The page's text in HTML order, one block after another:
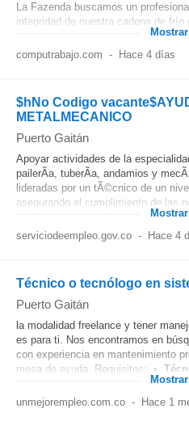
La Fazenda buscamos un
integridad de nuestra cadena de frío
computrabajo.com - Hace 4 días
$hNo Codigo
METALMECANICO
Puerto Gaitán
Apoyar actividades de la
pailerÃ­a, tuberÃ­a, andamios y
lideradas por un tÃ©cnico de un
asegurando el cumplimiento de las
serviciodeempleo.gov.co - Hace 4
Técnico o tecnólogo en
Puerto Gaitán
la modalidad freelance y tener
es para ti. Nos encontramos en
con experiencia en mantenimiento
mesa de ayuda. Requisitos: •
unmejorempleo.com.co - Hace 1